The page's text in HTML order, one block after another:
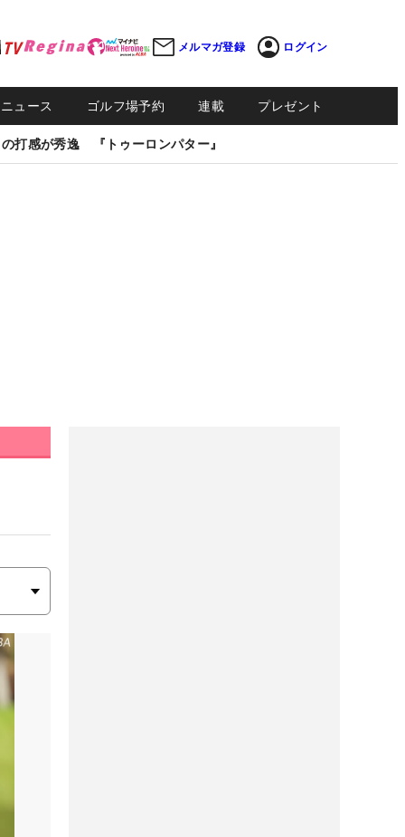
メルマガ登録 ログイン
ュース ゴルフ場予約 連載 プレゼント
打感が秀逸 『トゥーロンパター』